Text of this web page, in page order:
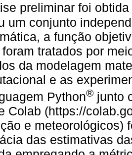
preliminar foi
um conjunto
a função
tratados por
da modelagem
e as
Python® junto
Colab (https://
e meteorológicos)
das estimativas